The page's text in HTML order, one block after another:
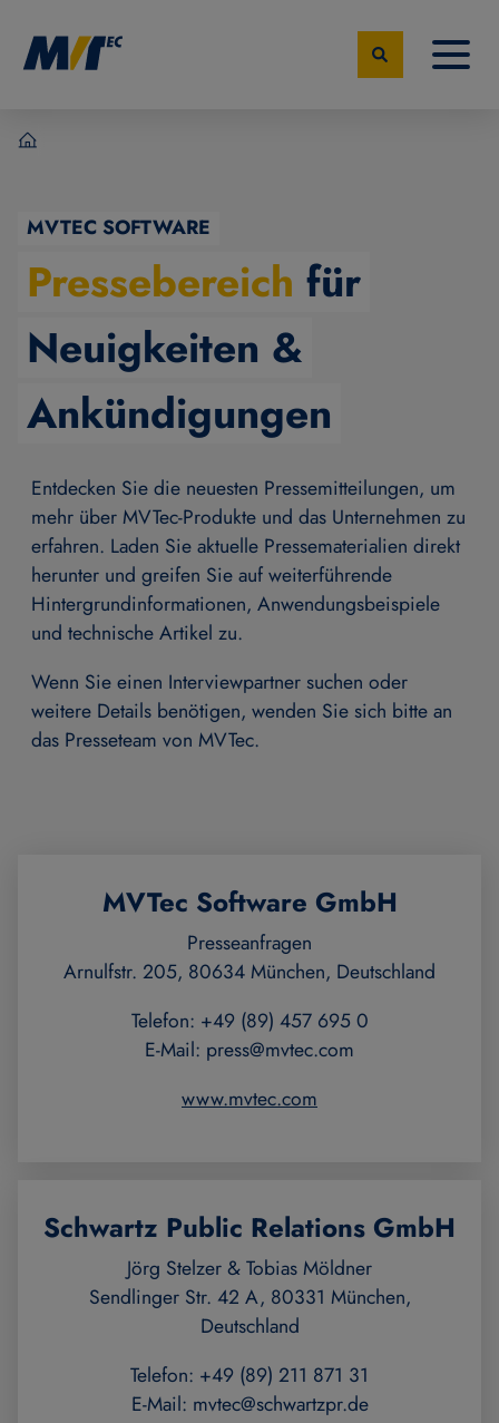
MVTEC SOFTWARE
Pressebereich für
Neuigkeiten &
Ankündigungen
Entdecken Sie die neuesten Pressemitteilungen, um
mehr über MVTec-Produkte und das Unternehmen zu
erfahren. Laden Sie aktuelle Pressematerialien direkt
herunter und greifen Sie auf weiterführende
Hintergrundinformationen, Anwendungsbeispiele
und technische Artikel zu.
Wenn Sie einen Interviewpartner suchen oder
weitere Details benötigen, wenden Sie sich bitte an
das Presseteam von MVTec.
MVTec Software GmbH
Presseanfragen
Arnulfstr. 205, 80634 München, Deutschland
Telefon: +49 (89) 457 695 0
E-Mail: press@mvtec.com
www.mvtec.com
Schwartz Public Relations GmbH
Jörg Stelzer & Tobias Möldner
Sendlinger Str. 42 A, 80331 München,
Deutschland
Telefon: +49 (89) 211 871 31
E-Mail: mvtec@schwartzpr.de